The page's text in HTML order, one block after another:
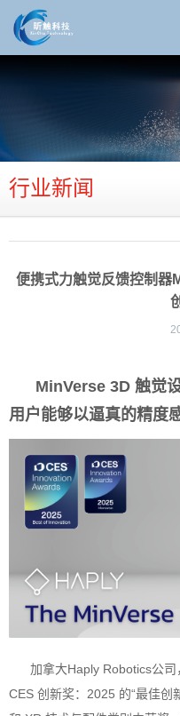
行业新闻
便携式力触觉反馈控制器
MinVerse 3D 触觉
用户能够以逼真的精度
加拿大Haply Robotics公司
CES 创新奖：2025 的“最佳创